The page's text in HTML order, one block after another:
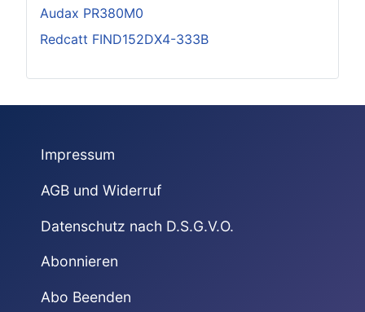
Audax PR380M0
Redcatt FIND152DX4-333B
Impressum
AGB und Widerruf
Datenschutz nach D.S.G.V.O.
Abonnieren
Abo Beenden